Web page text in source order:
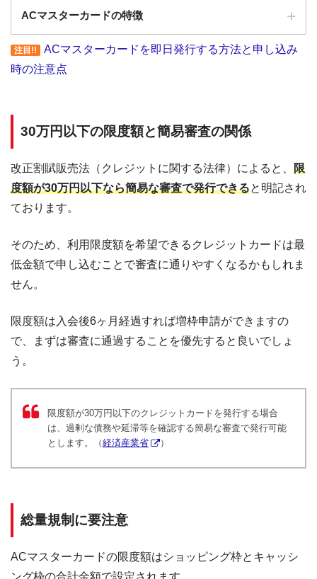
ACマスターカードの特徴
全国にある自動契約機（
除き年中無休）
契約日の翌日から30日間は金利0円でキャッシング利用可能
安定した収入と返済能力を有する方でパート・アルバイトをしていれば学
生・主婦でも申し込みOK!!
注目!!
ACマスターカードを即日発行する方法と申し込み
時の注意点
30万円以下の限度額と簡易審査の関係
改正割賦販売法（クレジットに関する法律）によると、 限
度額が30万円以下なら簡易な審査で発行できると明記され
ております。
そのため、利用限度額を希望できるクレジットカードは最
低金額で申し込むことで審査に通りやすくなるかもしれま
せん。
限度額は入会後6ヶ月経過すれば増枠申請ができますの
で、まずは審査に通過することを優先すると良いでしょ
う。
限度額が30万円以下のクレジットカードを発行する場合
は、過剰な債務や延滞等を確認する簡易な審査で発行可能
とします。（経済産業省 ）
総量規制に要注意
ACマスターカードの限度額はショッピング枠とキャッシ
ング枠の合計金額で設定されます。